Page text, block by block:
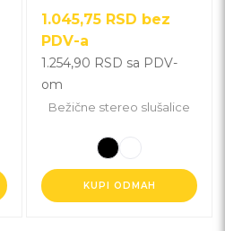
1.045,75 RSD bez
PDV-a
1.254,90 RSD sa PDV-
om
Bežične stereo slušalice
KUPI ODMAH
na
stranici